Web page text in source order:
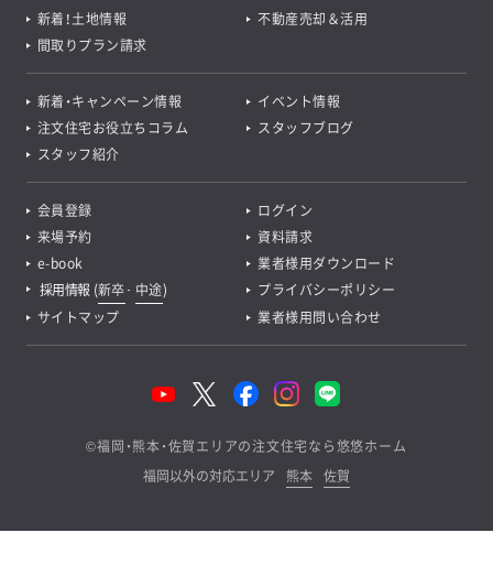
新着！土地情報
不動産売却＆活用
間取りプラン請求
新着・キャンペーン情報
イベント情報
注文住宅お役立ちコラム
スタッフブログ
スタッフ紹介
会員登録
ログイン
来場予約
資料請求
e-book
業者様用ダウンロード
採用情報 (新卒･ 中途)
プライバシーポリシー
サイトマップ
業者様用問い合わせ
©福岡・熊本・佐賀エリアの注文住宅なら悠悠ホーム
福岡以外の対応エリア
熊本 佐賀